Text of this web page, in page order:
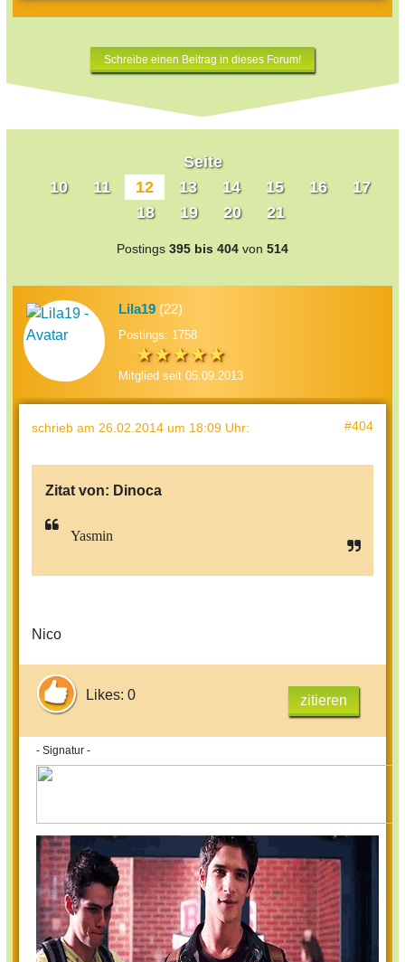
Schreibe einen Beitrag in dieses Forum!
Seite
10
11 12 13 14 15 16
17
18
19 20 21
Postings 395 bis 404 von 514
Lila19 (22)
Postings: 1758
Mitglied seit 05.09.2013
schrieb am 26.02.2014 um 18:09 Uhr: #404
Zitat von: Dinoca
Yasmin
Nico
Likes: 0 zitieren
- Signatur -